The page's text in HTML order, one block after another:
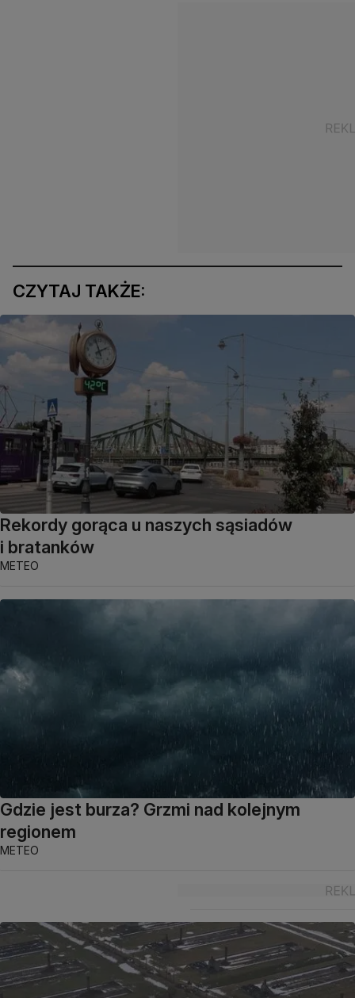
CZYTAJ TAKŻE:
Rekordy gorąca u naszych sąsiadów
i bratanków
METEO
Gdzie jest burza? Grzmi nad kolejnym
regionem
METEO